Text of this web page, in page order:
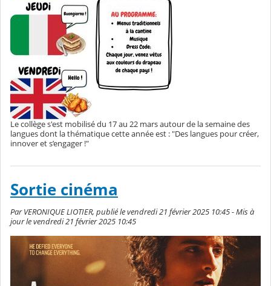
Le collège s'est mobilisé du 17 au 22 mars autour de la semaine des
langues dont la thématique cette année est : "Des langues pour créer,
innover et s’engager !"
Sortie cinéma
Par VERONIQUE LIOTIER, publié le vendredi 21 février 2025 10:45 - Mis à
jour le vendredi 21 février 2025 10:45